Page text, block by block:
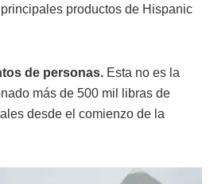
productos de Hispanic
de personas. Esta no es la
más de 500 mil libras de
desde el comienzo de la